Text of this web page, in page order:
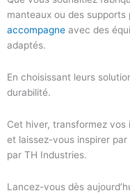
manteaux ou des supports
accompagne avec des
adaptés.
En choisissant leurs
durabilité.
Cet hiver, transformez vos
et laissez-vous inspirer
par TH Industries.
Lancez-vous dès